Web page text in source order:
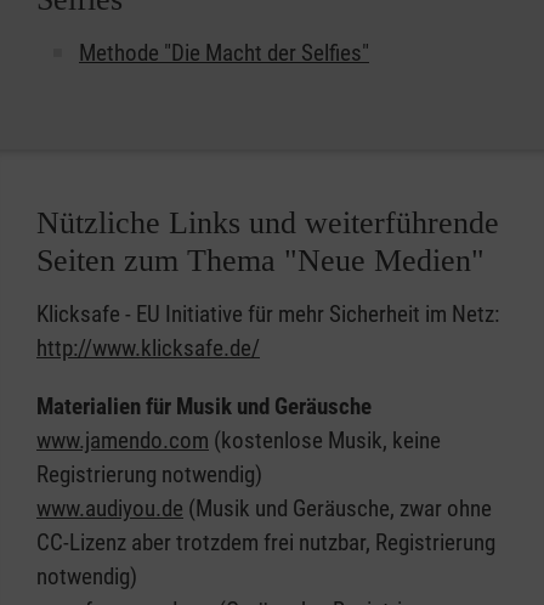
Methode "Die Macht der Selfies"
Nützliche Links und weiterführende
Seiten zum Thema "Neue Medien"
Klicksafe - EU Initiative für mehr Sicherheit im Netz:
http://www.klicksafe.de/
Materialien für Musik und Geräusche
www.jamendo.com (kostenlose Musik, keine
Registrierung notwendig)
www.audiyou.de (Musik und Geräusche, zwar ohne
CC-Lizenz aber trotzdem frei nutzbar, Registrierung
notwendig)